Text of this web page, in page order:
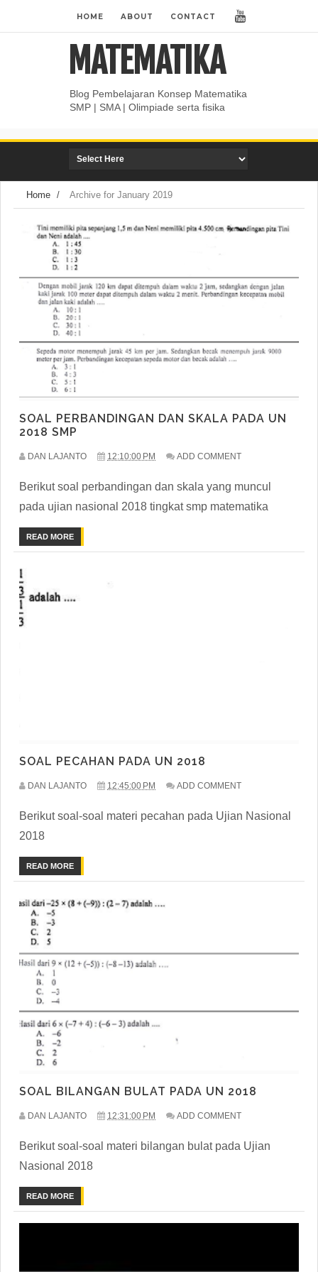
HOME ABOUT CONTACT
MATEMATIKA
Blog Pembelajaran Konsep Matematika
SMP | SMA | Olimpiade serta fisika
Home / Archive for January 2019
SOAL PERBANDINGAN DAN SKALA PADA UN
2018 SMP
DAN LAJANTO 12:10:00 PM ADD COMMENT
Berikut soal perbandingan dan skala yang muncul
pada ujian nasional 2018 tingkat smp matematika
READ MORE
SOAL PECAHAN PADA UN 2018
DAN LAJANTO 12:45:00 PM ADD COMMENT
Berikut soal-soal materi pecahan pada Ujian Nasional
2018
READ MORE
SOAL BILANGAN BULAT PADA UN 2018
DAN LAJANTO 12:31:00 PM ADD COMMENT
Berikut soal-soal materi bilangan bulat pada Ujian
Nasional 2018
READ MORE